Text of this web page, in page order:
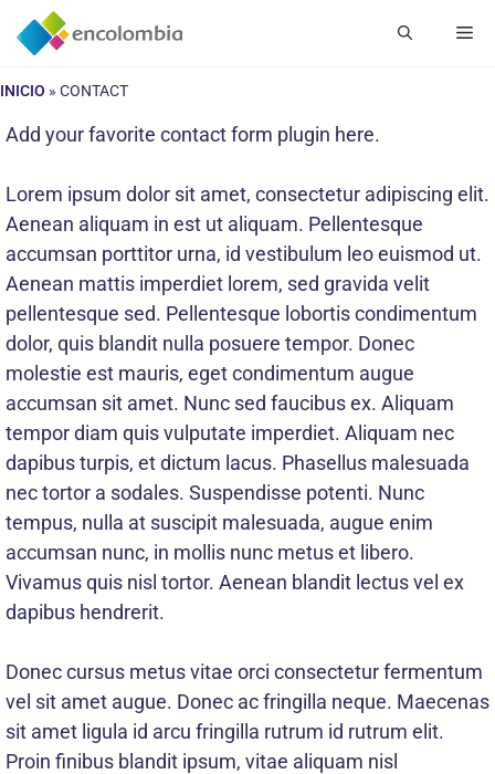
Saltar
INICIO » CONTACT
Add your favorite contact form plugin here.
Lorem ipsum dolor sit amet, consectetur adipiscing elit.
Aenean aliquam in est ut aliquam. Pellentesque
accumsan porttitor urna, id vestibulum leo euismod ut.
Aenean mattis imperdiet lorem, sed gravida velit
pellentesque sed. Pellentesque lobortis condimentum
dolor, quis blandit nulla posuere tempor. Donec
molestie est mauris, eget condimentum augue
accumsan sit amet. Nunc sed faucibus ex. Aliquam
tempor diam quis vulputate imperdiet. Aliquam nec
dapibus turpis, et dictum lacus. Phasellus malesuada
nec tortor a sodales. Suspendisse potenti. Nunc
tempus, nulla at suscipit malesuada, augue enim
accumsan nunc, in mollis nunc metus et libero.
Vivamus quis nisl tortor. Aenean blandit lectus vel ex
dapibus hendrerit.
Donec cursus metus vitae orci consectetur fermentum
vel sit amet augue. Donec ac fringilla neque. Maecenas
sit amet ligula id arcu fringilla rutrum id rutrum elit.
Proin finibus blandit ipsum, vitae aliquam nisl